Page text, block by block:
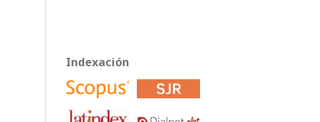
Indexación